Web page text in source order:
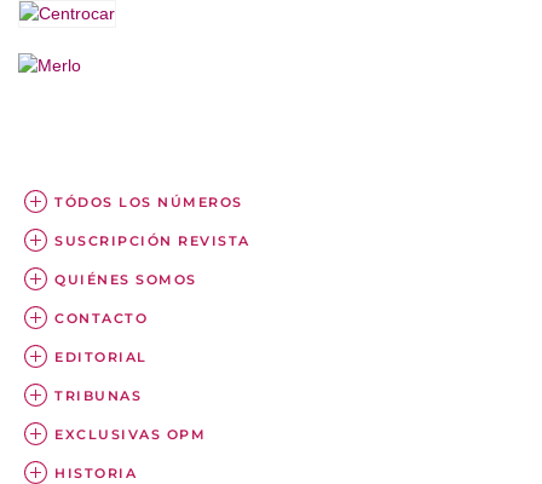
TÓDOS LOS NÚMEROS
SUSCRIPCIÓN REVISTA
QUIÉNES SOMOS
CONTACTO
EDITORIAL
TRIBUNAS
EXCLUSIVAS OPM
HISTORIA